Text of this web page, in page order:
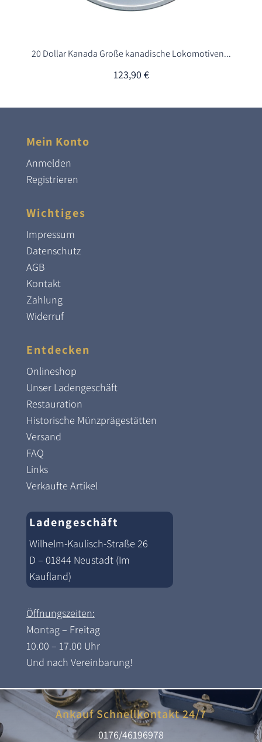
20 Dollar Kanada Große kanadische Lokomotiven...
123,90 €
Mein Konto
Anmelden
Registrieren
Wichtiges
Impressum
Datenschutz
AGB
Kontakt
Zahlung
Widerruf
Entdecken
Onlineshop
Unser Ladengeschäft
Restauration
Historische Münzprägestätten
Versand
FAQ
Links
Verkaufte Artikel
Ladengeschäft
Wilhelm-Kaulisch-Straße 26
D – 01844 Neustadt (Im
Kaufland)
Öffnungszeiten:
Montag – Freitag
10.00 – 17.00 Uhr
Und nach Vereinbarung!
Ankauf Schnellkontakt 24/7
0176/46196978